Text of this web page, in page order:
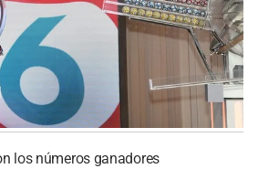
los números ganadores